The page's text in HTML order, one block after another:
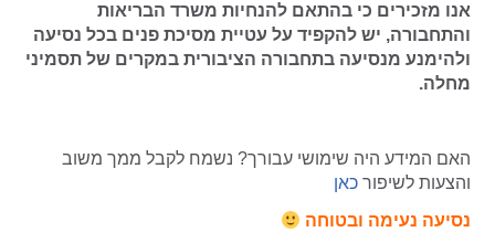
אנו מזכירים כי בהתאם להנחיות משרד הבריאות
והתחבורה, יש להקפיד על עטיית מסיכת פנים בכל נסיעה
ולהימנע מנסיעה בתחבורה הציבורית במקרים של תסמיני
מחלה.
האם המידע היה שימושי עבורך? נשמח לקבל ממך משוב
והצעות לשיפור כאן
נסיעה נעימה ובטוחה